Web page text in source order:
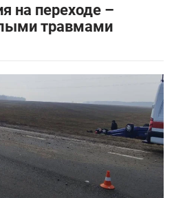
на переходе –
травмами